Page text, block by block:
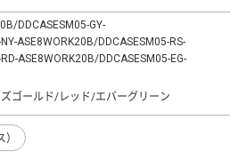
DDCASESM05-GY-
ASE8WORK20B/DDCASESM05-RS-
ASE8WORK20B/DDCASESM05-EG-
ゴールド/レッド/エバーグリーン